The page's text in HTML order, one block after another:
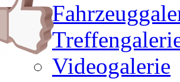
Videogalerie